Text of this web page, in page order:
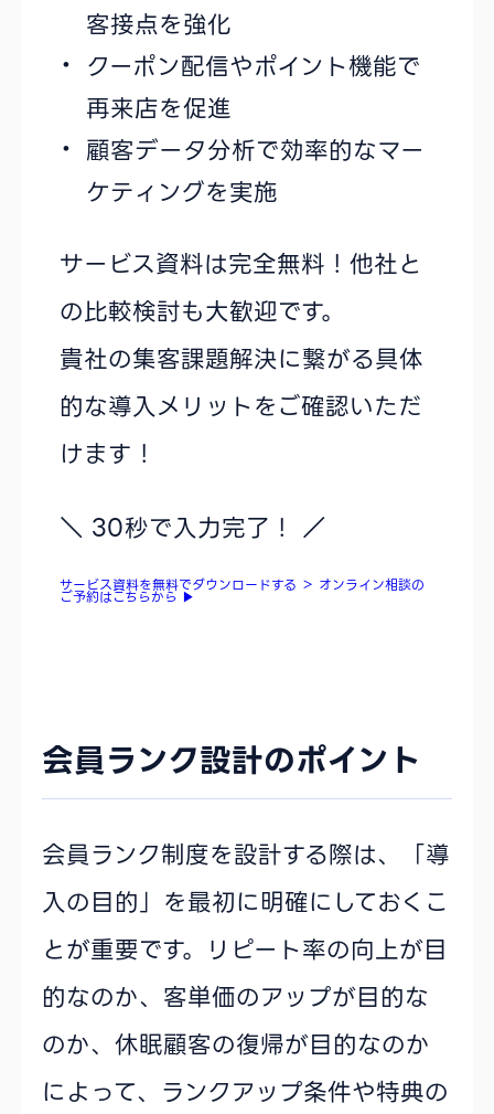
客接点を強化
クーポン配信やポイント機能で
再来店を促進
顧客データ分析で効率的なマー
ケティングを実施
サービス資料は完全無料！他社と
の比較検討も大歓迎です。
貴社の集客課題解決に繋がる具体
的な導入メリットをご確認いただ
けます！
＼ 30秒で入力完了！ ／
サービス資料を無料でダウンロードする ＞ オンライン相談の
ご予約はこちらから ▶
会員ランク設計のポイント
会員ランク制度を設計する際は、「導
入の目的」を最初に明確にしておくこ
とが重要です。リピート率の向上が目
的なのか、客単価のアップが目的な
のか、休眠顧客の復帰が目的なのか
によって、ランクアップ条件や特典の